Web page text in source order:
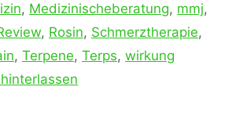
, Medizinischeberatung, mmj,
, Rosin, Schmerztherapie,
, Terpene, Terps, wirkung